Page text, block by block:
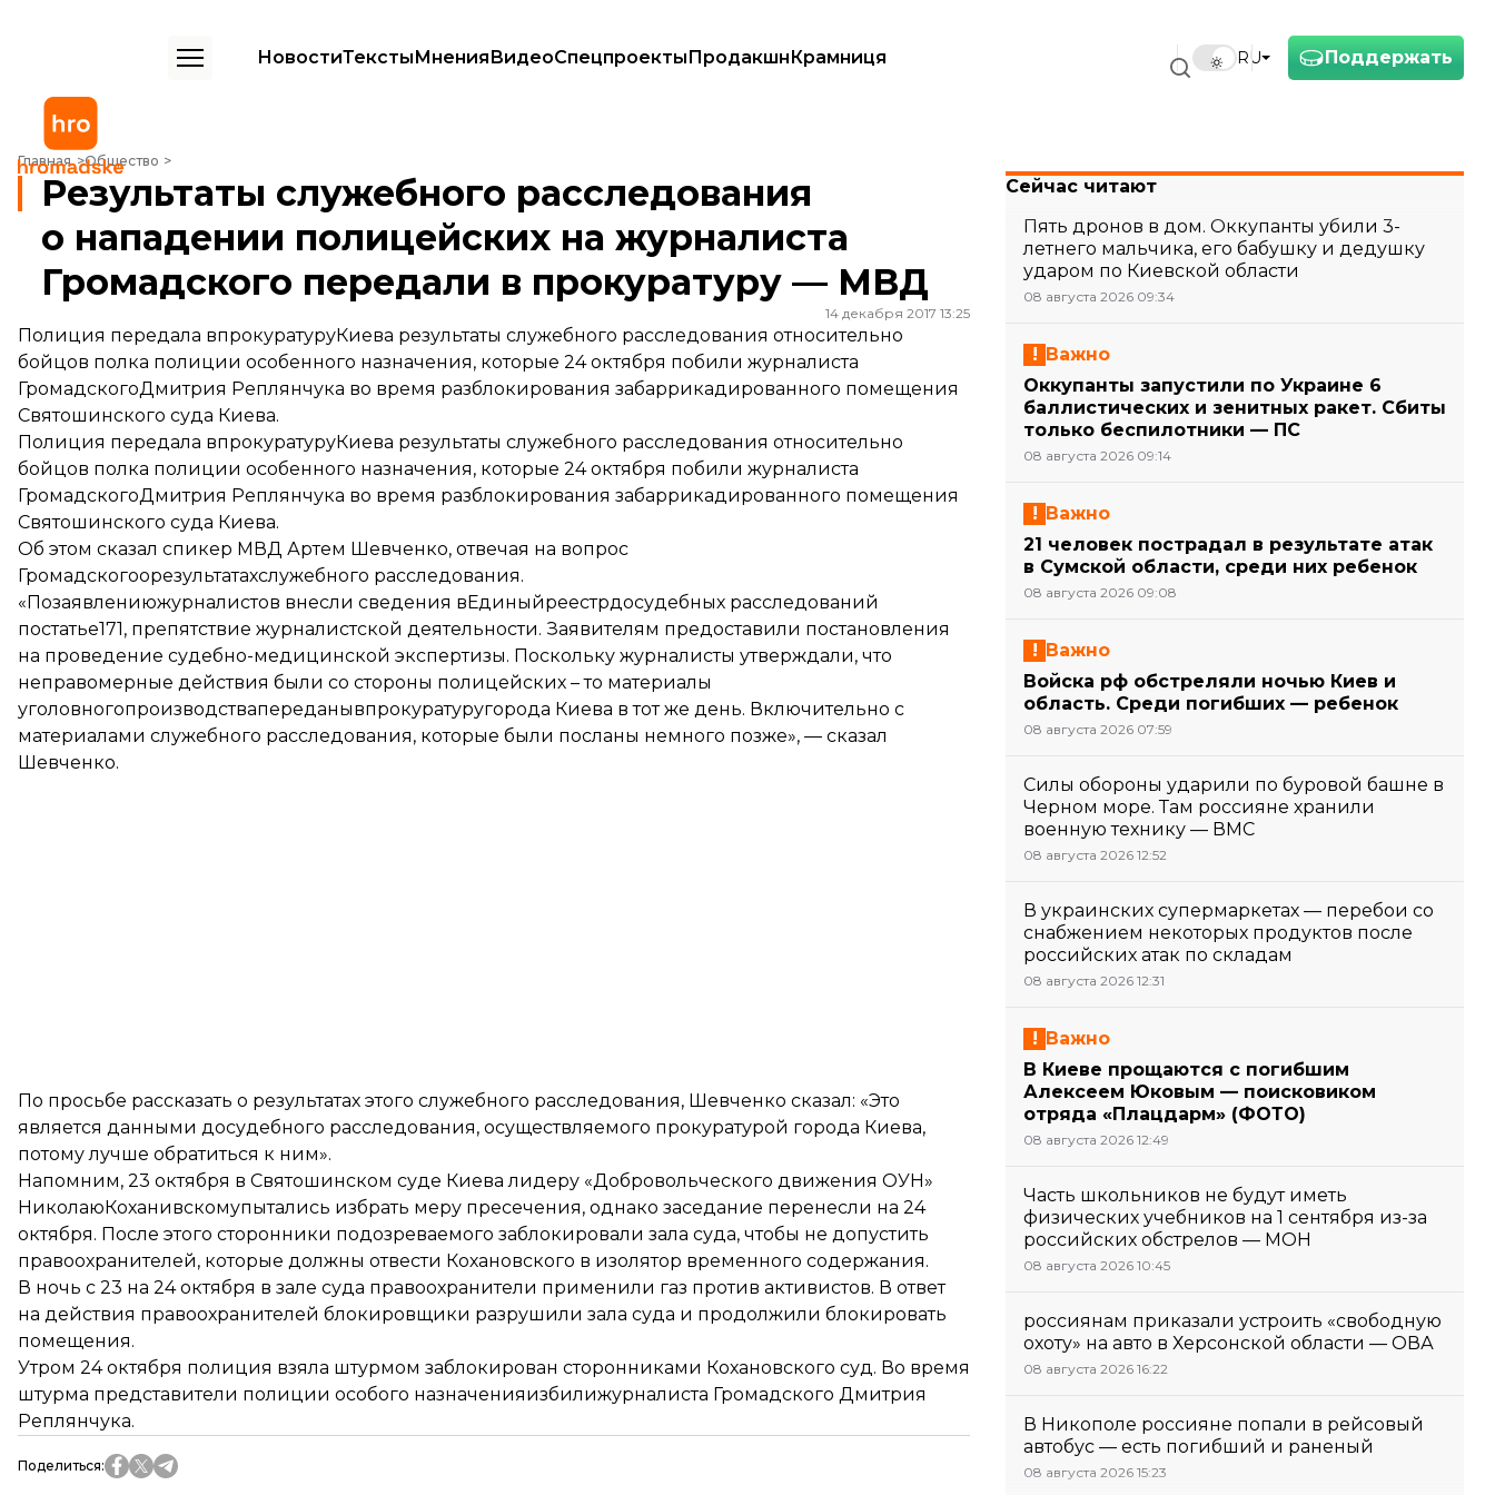
Поддержать
RU
НовостиТекстыМненияВидеоСпецпроектыПродакшнКрамниця
Главная Общество
Результаты служебного расследования о нападении полицейских на журналиста Громадского передали в прокуратуру — МВД
Результаты служебного расследования
о нападении полицейских на журналиста
Громадского передали в прокуратуру — МВД
14 декабря 2017 13:25
Полиция передала впрокуратуруКиева результаты служебного расследования относительно
бойцов полка полиции особенного назначения, которые 24 октября побили журналиста
ГромадскогоДмитрия Реплянчука во время разблокирования забаррикадированного помещения
Святошинского суда Киева.
Полиция передала впрокуратуруКиева результаты служебного расследования относительно
бойцов полка полиции особенного назначения, которые 24 октября побили журналиста
ГромадскогоДмитрия Реплянчука во время разблокирования забаррикадированного помещения
Святошинского суда Киева.
Об этом сказал спикер МВД Артем Шевченко, отвечая на вопрос
Громадскогоорезультатахслужебного расследования.
«Позаявлениюжурналистов внесли сведения вЕдиныйреестрдосудебных расследований
постатье171, препятствие журналистской деятельности. Заявителям предоставили постановления
на проведение судебно-медицинской экспертизы. Поскольку журналисты утверждали, что
неправомерные действия были со стороны полицейских – то материалы
уголовногопроизводствапереданывпрокуратуругорода Киева в тот же день. Включительно с
материалами служебного расследования, которые были посланы немного позже», — сказал
Шевченко.
По просьбе рассказать о результатах этого служебного расследования, Шевченко сказал: «Это
является данными досудебного расследования, осуществляемого прокуратурой города Киева,
потому лучше обратиться к ним».
Напомним, 23 октября в Святошинском суде Киева лидеру «Добровольческого движения ОУН»
НиколаюКоханивскомупытались избрать меру пресечения, однако заседание перенесли на 24
октября. После этого сторонники подозреваемого заблокировали зала суда, чтобы не допустить
правоохранителей, которые должны отвести Кохановского в изолятор временного содержания.
В ночь с 23 на 24 октября в зале суда правоохранители применили газ против активистов. В ответ
на действия правоохранителей блокировщики разрушили зала суда и продолжили блокировать
помещения.
Утром 24 октября полиция взяла штурмом заблокирован сторонниками Кохановского суд. Во время
штурма представители полиции особого назначенияизбилижурналиста Громадского Дмитрия
Реплянчука.
Поделиться:
Сейчас читают
Пять дронов в дом. Оккупанты убили 3-
летнего мальчика, его бабушку и дедушку
ударом по Киевской области
08 августа 2026 09:34
Важно
Оккупанты запустили по Украине 6
баллистических и зенитных ракет. Сбиты
только беспилотники — ПС
08 августа 2026 09:14
Важно
21 человек пострадал в результате атак
в Сумской области, среди них ребенок
08 августа 2026 09:08
Важно
Войска рф обстреляли ночью Киев и
область. Среди погибших — ребенок
08 августа 2026 07:59
Силы обороны ударили по буровой башне в
Черном море. Там россияне хранили
военную технику — ВМС
08 августа 2026 12:52
В украинских супермаркетах — перебои со
снабжением некоторых продуктов после
российских атак по складам
08 августа 2026 12:31
Важно
В Киеве прощаются с погибшим
Алексеем Юковым — поисковиком
отряда «Плацдарм» (ФОТО)
08 августа 2026 12:49
Часть школьников не будут иметь
физических учебников на 1 сентября из-за
российских обстрелов — МОН
08 августа 2026 10:45
россиянам приказали устроить «свободную
охоту» на авто в Херсонской области — ОВА
08 августа 2026 16:22
В Никополе россияне попали в рейсовый
автобус — есть погибший и раненый
08 августа 2026 15:23